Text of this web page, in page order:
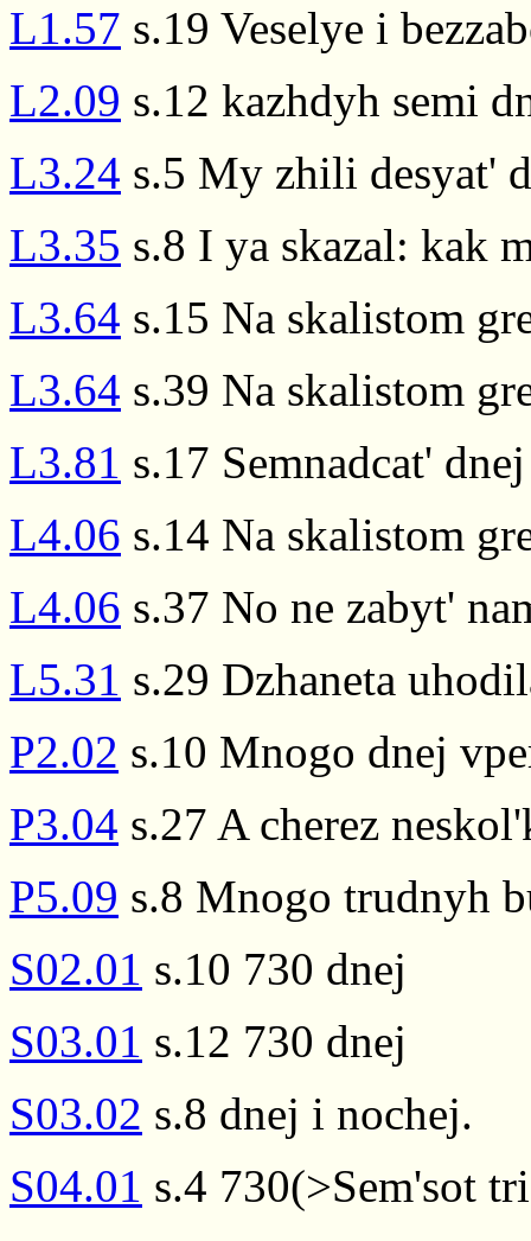
L1.57 s.19 Veselye i
L2.09 s.12 kazhdyh semi
L3.24 s.5 My zhili desyat'
L3.35 s.8 I ya skazal: kak
L3.64 s.15 Na skalistom
L3.64 s.39 Na skalistom
L3.81 s.17 Semnadcat'
L4.06 s.14 Na skalistom
L4.06 s.37 No ne zabyt'
L5.31 s.29 Dzhaneta
P2.02 s.10 Mnogo dnej
P3.04 s.27 A cherez
P5.09 s.8 Mnogo trudnyh
S02.01 s.10 730 dnej
S03.01 s.12 730 dnej
S03.02 s.8 dnej i nochej.
S04.01 s.4 730(>Sem'sot